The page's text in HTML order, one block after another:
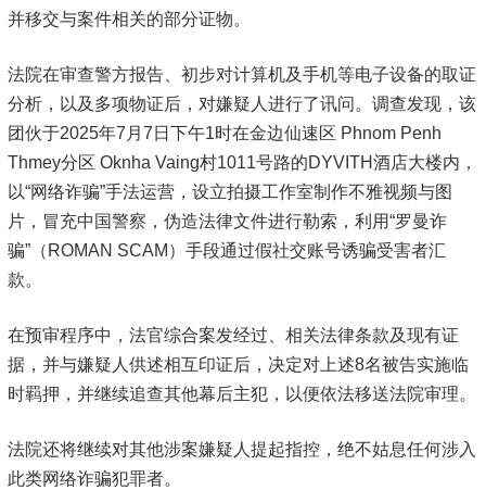
并移交与案件相关的部分证物。
法院在审查警方报告、初步对计算机及手机等电子设备的取证
分析，以及多项物证后，对嫌疑人进行了讯问。调查发现，该
团伙于2025年7月7日下午1时在金边仙速区 Phnom Penh
Thmey分区 Oknha Vaing村1011号路的DYVITH酒店大楼内，
以“网络诈骗”手法运营，设立拍摄工作室制作不雅视频与图
片，冒充中国警察，伪造法律文件进行勒索，利用“罗曼诈
骗”（ROMAN SCAM）手段通过假社交账号诱骗受害者汇
款。
在预审程序中，法官综合案发经过、相关法律条款及现有证
据，并与嫌疑人供述相互印证后，决定对上述8名被告实施临
时羁押，并继续追查其他幕后主犯，以便依法移送法院审理。
法院还将继续对其他涉案嫌疑人提起指控，绝不姑息任何涉入
此类网络诈骗犯罪者。